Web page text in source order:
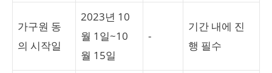
가구원 동
의 시작일
2023년 10
월 1일~10
월 15일
-
기간 내에 진
행 필수